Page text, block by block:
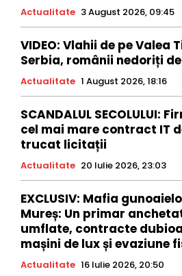
Actualitate 3 August 2026, 09:45
VIDEO: Vlahii de pe Valea
Serbia, românii nedoriți
Actualitate 1 August 2026, 18:16
SCANDALUL SECOLULUI:
cel mai mare contract IT
trucat licitații
Actualitate 20 Iulie 2026, 23:03
EXCLUSIV: Mafia
Mureș: Un primar
umflate, contracte
mașini de lux și evaziune
Actualitate 16 Iulie 2026, 20:50